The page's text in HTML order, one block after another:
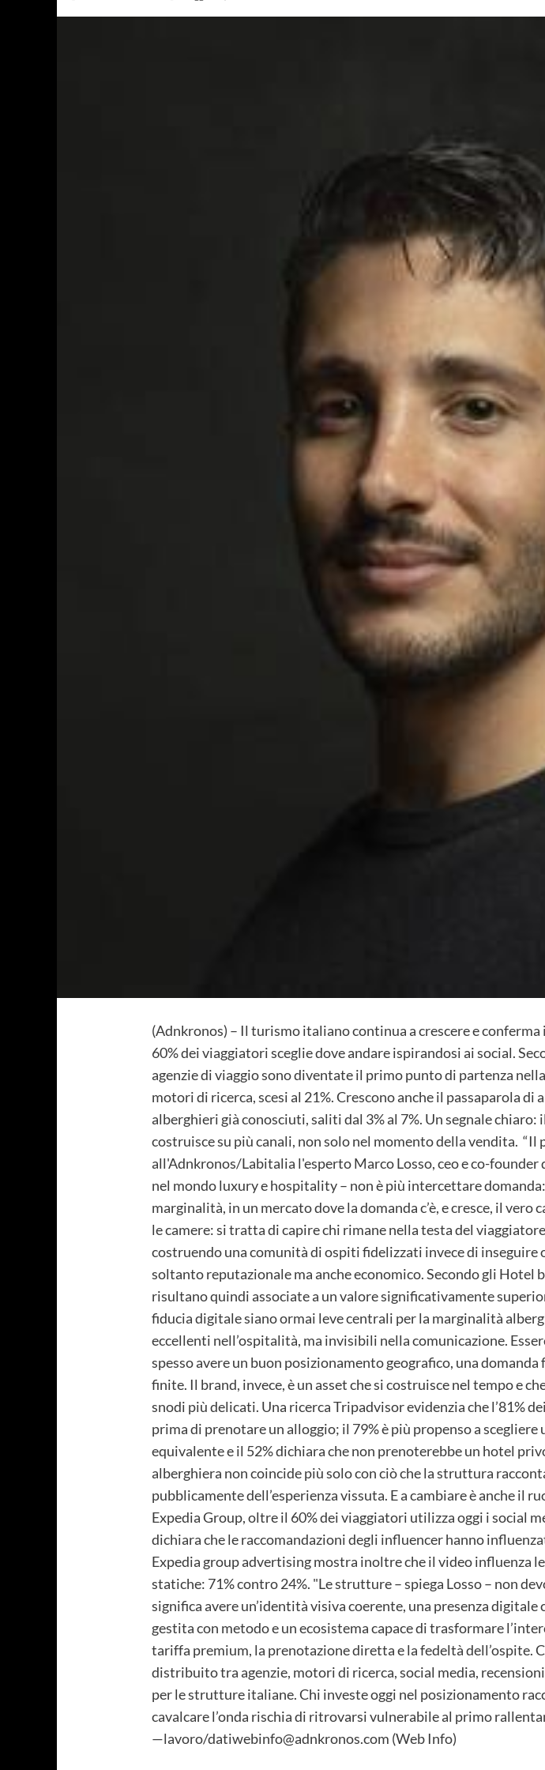
(Adnkronos) – Il turismo italiano continua a crescere e
60% dei viaggiatori sceglie dove andare ispirandosi ai social.
agenzie di viaggio sono diventate il primo punto di partenza
motori di ricerca, scesi al 21%. Crescono anche il passaparola di
alberghieri già conosciuti, saliti dal 3% al 7%. Un segnale
costruisce su più canali, non solo nel momento della vendita.
all'Adnkronos/Labitalia l'esperto Marco Losso, ceo e co-
nel mondo luxury e hospitality – non è più intercettare
marginalità, in un mercato dove la domanda c’è, e cresce, il
le camere: si tratta di capire chi rimane nella testa del
costruendo una comunità di ospiti fidelizzati invece di
soltanto reputazionale ma anche economico. Secondo gli
risultano quindi associate a un valore significativamente
fiducia digitale siano ormai leve centrali per la marginalità
eccellenti nell’ospitalità, ma invisibili nella comunicazione.
spesso avere un buon posizionamento geografico, una
finite. Il brand, invece, è un asset che si costruisce nel tempo e
snodi più delicati. Una ricerca Tripadvisor evidenzia che l’81%
prima di prenotare un alloggio; il 79% è più propenso a
equivalente e il 52% dichiara che non prenoterebbe un hotel
alberghiera non coincide più solo con ciò che la struttura
pubblicamente dell’esperienza vissuta. E a cambiare è anche il
Expedia Group, oltre il 60% dei viaggiatori utilizza oggi i social
dichiara che le raccomandazioni degli influencer hanno
Expedia group advertising mostra inoltre che il video influenza
statiche: 71% contro 24%. "Le strutture – spiega Losso – non
significa avere un’identità visiva coerente, una presenza
gestita con metodo e un ecosistema capace di trasformare
tariffa premium, la prenotazione diretta e la fedeltà dell’ospite.
distribuito tra agenzie, motori di ricerca, social media,
per le strutture italiane. Chi investe oggi nel posizionamento
cavalcare l’onda rischia di ritrovarsi vulnerabile al primo
—lavoro/datiwebinfo@adnkronos.com (Web Info)